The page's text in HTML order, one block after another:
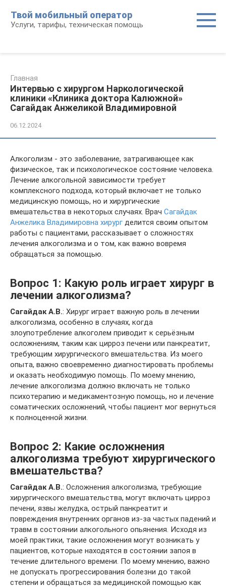
контенту
Твой мобильный оператор
Услуги, тарифы, техническая помощь
Главная
Интервью с хирургом Наркологической
клиники «Клиника доктора Калюжной»
Сагайдак Анжеликой Владимировной
06.12.2024
Алкоголизм - это заболевание, затрагивающее как
физическое, так и психологическое состояние человека.
Лечение алкогольной зависимости требует
комплексного подхода, который включает не только
медицинскую помощь, но и хирургические
вмешательства в некоторых случаях. Врач Сагайдак
Анжелика Владимировна хирург делится своим опытом
работы с пациентами, рассказывает о сложностях
лечения алкоголизма и о том, как важно вовремя
обращаться за помощью.
Вопрос 1: Какую роль играет хирург в
лечении алкоголизма?
Сагайдак А.В.: Хирург играет важную роль в лечении
алкоголизма, особенно в случаях, когда
злоупотребление алкоголем приводит к серьёзным
осложнениям, таким как цирроз печени или панкреатит,
требующим хирургического вмешательства. Из моего
опыта, важно своевременно диагностировать проблемы
и оказать необходимую помощь. По моему мнению,
лечение алкоголизма должно включать не только
психотерапию и медикаментозную помощь, но и лечение
соматических осложнений, чтобы пациент мог вернуться
к полноценной жизни.
Вопрос 2: Какие осложнения
алкоголизма требуют хирургического
вмешательства?
Сагайдак А.В.: Осложнения алкоголизма, требующие
хирургического вмешательства, могут включать цирроз
печени, язвы желудка, острый панкреатит и
повреждения внутренних органов из-за частых падений и
травм в состоянии алкогольного опьянения. Исходя из
моей практики, такие осложнения могут возникать у
пациентов, которые находятся в состоянии запоя в
течение длительного времени. По моему мнению, важно
не допускать прогрессирования болезни до такой
степени и обращаться за медицинской помощью как